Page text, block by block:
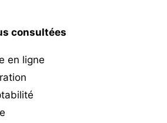
consultées
en ligne